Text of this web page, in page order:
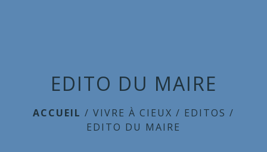
EDITO DU MAIRE
ACCUEIL / VIVRE À CIEUX / EDITOS /
EDITO DU MAIRE